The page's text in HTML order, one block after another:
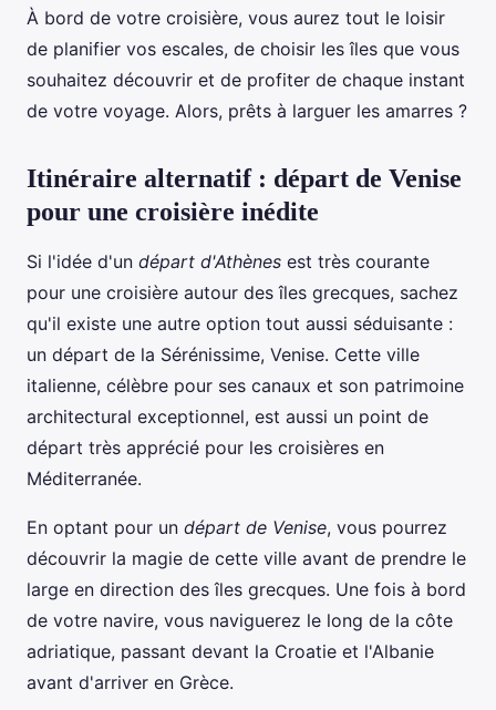
À bord de votre croisière, vous aurez tout le loisir
de planifier vos escales, de choisir les îles que vous
souhaitez découvrir et de profiter de chaque instant
de votre voyage. Alors, prêts à larguer les amarres ?
Itinéraire alternatif : départ de Venise
pour une croisière inédite
Si l'idée d'un départ d'Athènes est très courante
pour une croisière autour des îles grecques, sachez
qu'il existe une autre option tout aussi séduisante :
un départ de la Sérénissime, Venise. Cette ville
italienne, célèbre pour ses canaux et son patrimoine
architectural exceptionnel, est aussi un point de
départ très apprécié pour les croisières en
Méditerranée.
En optant pour un départ de Venise, vous pourrez
découvrir la magie de cette ville avant de prendre le
large en direction des îles grecques. Une fois à bord
de votre navire, vous naviguerez le long de la côte
adriatique, passant devant la Croatie et l'Albanie
avant d'arriver en Grèce.